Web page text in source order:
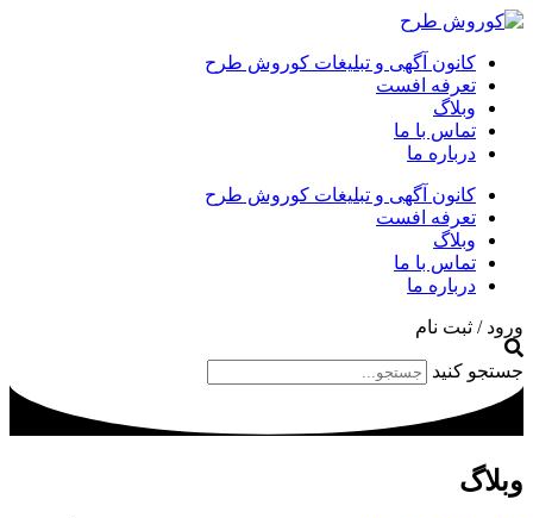
کانون آگهی و تبلیغات کوروش طرح
تعرفه افست
وبلاگ
تماس با ما
درباره ما
کانون آگهی و تبلیغات کوروش طرح
تعرفه افست
وبلاگ
تماس با ما
درباره ما
ورود / ثبت نام
جستجو کنید
وبلاگ